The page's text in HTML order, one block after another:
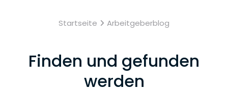
Startseite Arbeitgeberblog
Finden und gefunden
werden